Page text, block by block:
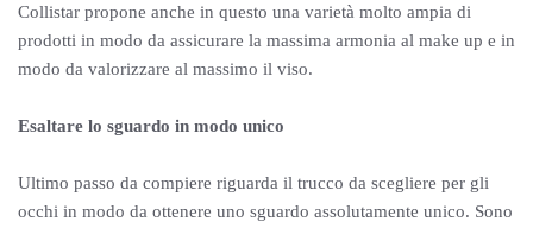
Collistar propone anche in questo una varietà molto ampia di
prodotti in modo da assicurare la massima armonia al make up e in
modo da valorizzare al massimo il viso.
Esaltare lo sguardo in modo unico
Ultimo passo da compiere riguarda il trucco da scegliere per gli
occhi in modo da ottenere uno sguardo assolutamente unico. Sono